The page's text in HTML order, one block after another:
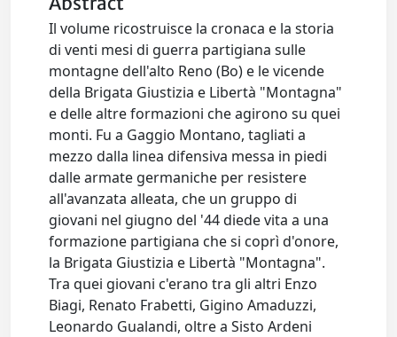
Il volume ricostruisce la cronaca e la storia
di venti mesi di guerra partigiana sulle
montagne dell'alto Reno (Bo) e le vicende
della Brigata Giustizia e Libertà "Montagna"
e delle altre formazioni che agirono su quei
monti. Fu a Gaggio Montano, tagliati a
mezzo dalla linea difensiva messa in piedi
dalle armate germaniche per resistere
all'avanzata alleata, che un gruppo di
giovani nel giugno del '44 diede vita a una
formazione partigiana che si coprì d'onore,
la Brigata Giustizia e Libertà "Montagna".
Tra quei giovani c'erano tra gli altri Enzo
Biagi, Renato Frabetti, Gigino Amaduzzi,
Leonardo Gualandi, oltre a Sisto Ardeni